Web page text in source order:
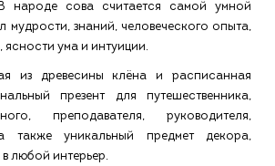
народе сова считается самой умной
мудрости, знаний, человеческого опыта,
ума и интуиции.
из древесины клёна и расписанная
презент для путешественника,
преподавателя, руководителя,
также уникальный предмет декора,
любой интерьер.